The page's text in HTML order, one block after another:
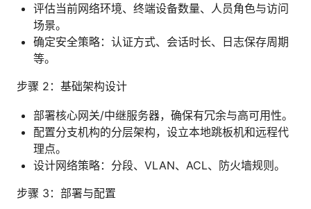
评估当前网络环境、终端设备数量、人员角色与访问
场景。
确定安全策略：认证方式、会话时长、日志保存周期
等。
步骤 2：基础架构设计
部署核心网关/中继服务器，确保有冗余与高可用性。
配置分支机构的分层架构，设立本地跳板机和远程代
理点。
设计网络策略：分段、VLAN、ACL、防火墙规则。
步骤 3：部署与配置